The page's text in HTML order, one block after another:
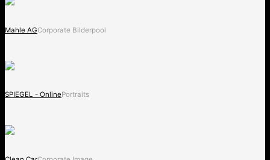
Mahle AGCorporate Bilderpool
SPIEGEL - OnlinePortraits